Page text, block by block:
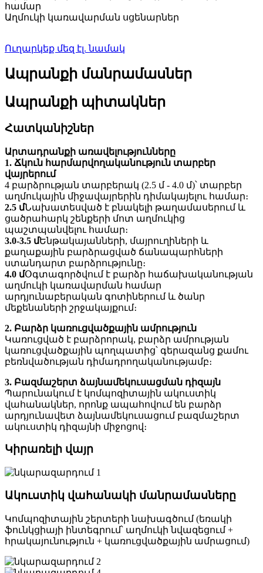
համար
Աղմուկի կառավարման սցենարներ
Ուղարկեք մեզ էլ. նամակ
Ապրանքի մանրամասներ
Ապրանքի պիտակներ
Հատկանիշներ
Արտադրանքի առավելությունները
1. Ճկուն հարմարվողականություն տարբեր
վայրերում
4 բարձրության տարբերակ (2.5 մ - 4.0 մ)՝ տարբեր
աղմուկային միջավայրերին դիմակայելու համար։
2.5 մՆախատեսված է բնակելի թաղամասերում և
ցածրահարկ շենքերի մոտ աղմուկից
պաշտպանվելու համար։
3.0-3.5 մԵնթակայանների, մայրուղիների և
քաղաքային բարձրացված ճանապարհների
ստանդարտ բարձրությունը։
4.0 մՕգտագործվում է բարձր հաճախականության
աղմուկի կառավարման համար
արդյունաբերական գոտիներում և ծանր
մեքենաների շրջակայքում։
2. Բարձր կառուցվածքային ամրություն
Կառուցված է բարձրորակ, բարձր ամրության
կառուցվածքային պողպատից՝ գերազանց քամու
բեռնվածության դիմադրողականությամբ։
3. Բազմաշերտ ձայնամեկուսացման դիզայն
Պարունակում է կոմպոզիտային ակուստիկ
վահանակներ, որոնք ապահովում են բարձր
արդյունավետ ձայնամեկուսացում բազմաշերտ
ակուստիկ դիզայնի միջոցով։
Կիրառելի վայր
Ակուստիկ վահանակի մանրամասները
Կոմպոզիտային շերտերի նախագծում (եռակի
ֆունկցիայի ինտեգրում՝ աղմուկի նվազեցում +
հրակայունություն + կառուցվածքային ամրացում)